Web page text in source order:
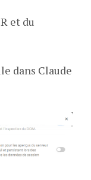
et du
dans Claude